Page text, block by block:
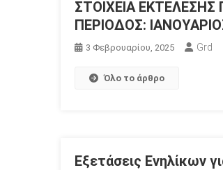
ΣΤΟΙΧΕΙΑ
ΠΕΡΙΟΔΟΣ:
3 Φεβρουαρίου, 2025 Grd
Όλο το άρθρο
Εξετάσεις Ενηλίκων